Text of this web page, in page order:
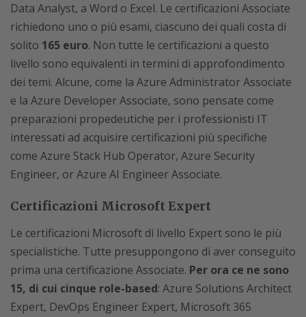
Data Analyst, a Word o Excel. Le certificazioni Associate
richiedono uno o più esami, ciascuno dei quali costa di
solito 165 euro. Non tutte le certificazioni a questo
livello sono equivalenti in termini di approfondimento
dei temi. Alcune, come la Azure Administrator Associate
e la Azure Developer Associate, sono pensate come
preparazioni propedeutiche per i professionisti IT
interessati ad acquisire certificazioni più specifiche
come Azure Stack Hub Operator, Azure Security
Engineer, or Azure AI Engineer Associate.
Certificazioni Microsoft Expert
Le certificazioni Microsoft di livello Expert sono le più
specialistiche. Tutte presuppongono di aver conseguito
prima una certificazione Associate. Per ora ce ne sono
15, di cui cinque role-based: Azure Solutions Architect
Expert, DevOps Engineer Expert, Microsoft 365